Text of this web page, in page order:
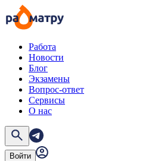
Работа
Новости
Блог
Экзамены
Вопрос-ответ
Сервисы
О нас
Войти